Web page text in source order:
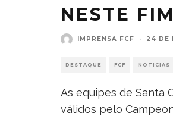
NESTE
IMPRENSA FCF · 24 DE
DESTAQUE FCF NOTÍCIAS
As equipes de Santa
válidos pelo